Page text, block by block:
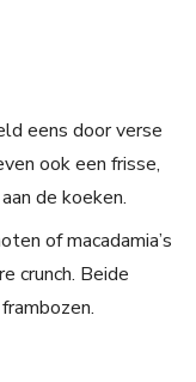
eens door verse
ook een frisse,
de koeken.
of macadamia’s
crunch. Beide